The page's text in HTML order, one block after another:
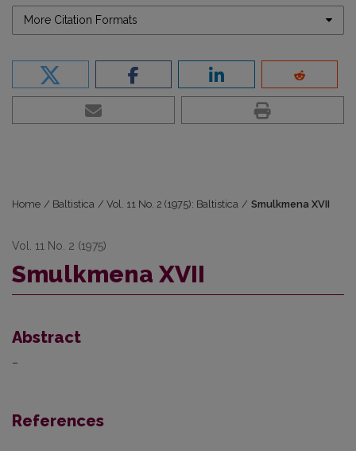
More Citation Formats
Home / Baltistica / Vol. 11 No. 2 (1975): Baltistica / Smulkmena XVII
Vol. 11 No. 2 (1975)
Smulkmena XVII
Abstract
–
References